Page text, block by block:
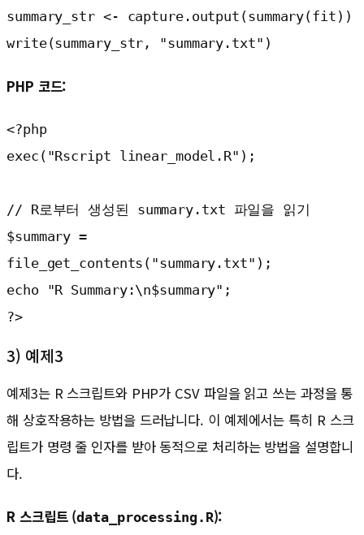
summary_str <- capture.output(summary(fit))
write(summary_str, "summary.txt")
PHP 코드:
<?php
exec("Rscript linear_model.R");
// R로부터 생성된 summary.txt 파일을 읽기
$summary =
file_get_contents("summary.txt");
echo "R Summary:\n$summary";
?>
3) 예제3
예제3는 R 스크립트와 PHP가 CSV 파일을 읽고 쓰는 과정을 통
해 상호작용하는 방법을 드러납니다. 이 예제에서는 특히 R 스크
립트가 명령 줄 인자를 받아 동적으로 처리하는 방법을 설명합니
다.
R 스크립트 (data_processing.R):